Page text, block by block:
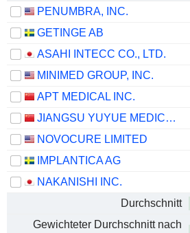
PENUMBRA, INC.
GETINGE AB
ASAHI INTECC CO., LTD.
MINIMED GROUP, INC.
APT MEDICAL INC.
JIANGSU YUYUE MEDICAL EQUIPMENT & SUPPLY CO., LTD.
NOVOCURE LIMITED
IMPLANTICA AG
NAKANISHI INC.
Durchschnitt
Gewichteter Durchschnitt nach